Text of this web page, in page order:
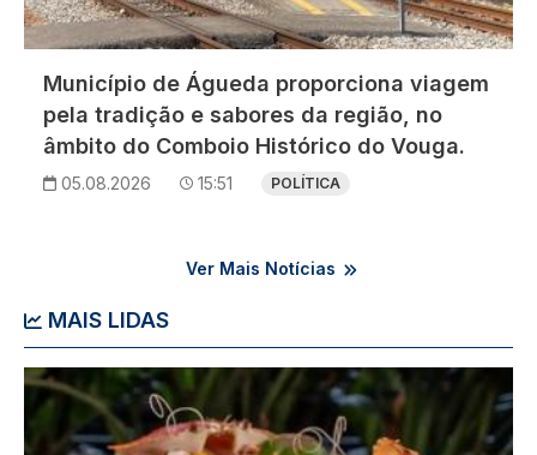
Município de Águeda proporciona viagem
pela tradição e sabores da região, no
âmbito do Comboio Histórico do Vouga.
05.08.2026 15:51 POLÍTICA
Ver Mais Notícias
MAIS LIDAS
Imagem